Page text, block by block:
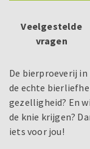
Veelgestelde
vragen
De bierproeverij
de echte
gezelligheid? En
de knie krijgen?
iets voor jou!